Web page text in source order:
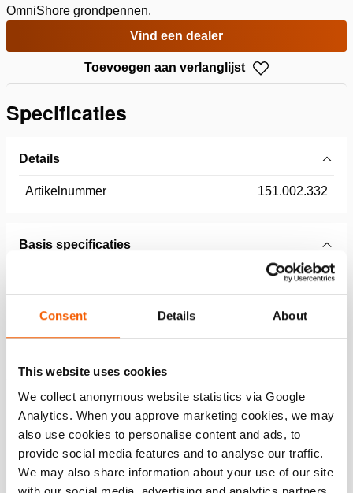
Consent Details About
This website uses cookies
We collect anonymous website statistics via Google
Analytics. When you approve marketing cookies, we may
also use cookies to personalise content and ads, to
provide social media features and to analyse our traffic.
We may also share information about your use of our site
OmniShore grondpennen.
Vind een dealer
Toevoegen aan verlanglijst
Specificaties
Details
Artikelnummer 151.002.332
Basis specificaties
R24
Downloaden
User manual Omnishore